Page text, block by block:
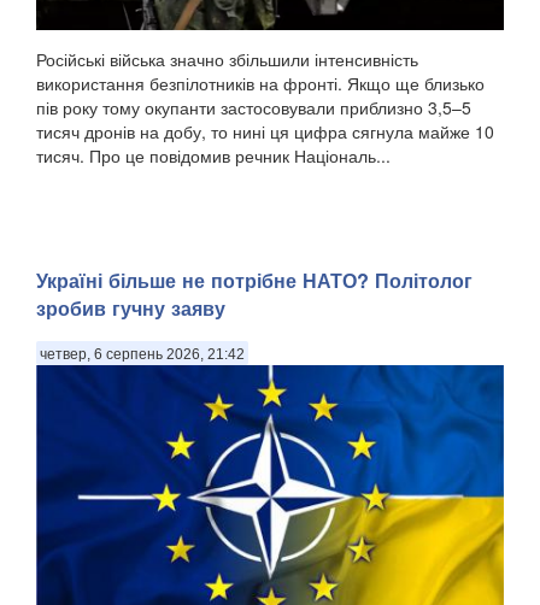
Російські війська значно збільшили інтенсивність
використання безпілотників на фронті. Якщо ще близько
пів року тому окупанти застосовували приблизно 3,5–5
тисяч дронів на добу, то нині ця цифра сягнула майже 10
тисяч. Про це повідомив речник Національ...
Україні більше не потрібне НАТО? Політолог
зробив гучну заяву
четвер, 6 серпень 2026, 21:42